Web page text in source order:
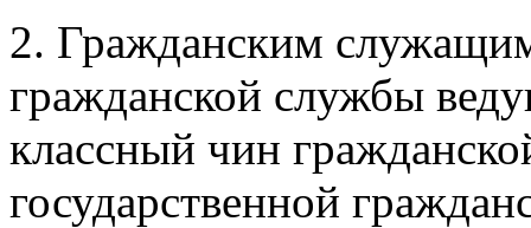
2. Гражданским
гражданской службы
классный чин
государственной